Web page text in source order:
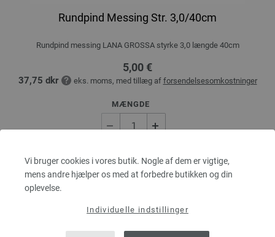
Vi bruger cookies i vores butik. Nogle af dem er vigtige,
mens andre hjælper os med at forbedre butikken og din
oplevelse.
Individuelle indstillinger
Rundpind Messing Str. 3,0/40cm
Rundpind messing LANA GROSSA styrke 3,0 længde 40cm
5,00 €
37,75 dkr eks. moms, med tillæg af forsendelsesomkostninger
MÆNGDE
I INDKØBSKURVEN